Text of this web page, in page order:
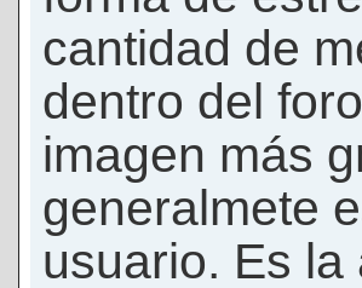
cantidad de
dentro del
imagen más
generalmete
usuario. Es